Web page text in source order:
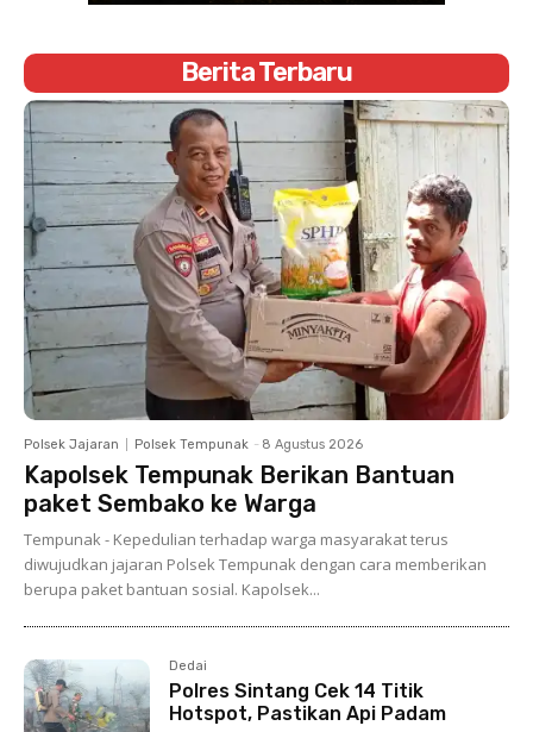
Berita Terbaru
Polsek Jajaran Polsek Tempunak - 8 Agustus 2026
Kapolsek Tempunak Berikan Bantuan
paket Sembako ke Warga
Tempunak - Kepedulian terhadap warga masyarakat terus
diwujudkan jajaran Polsek Tempunak dengan cara memberikan
berupa paket bantuan sosial. Kapolsek...
Dedai
Polres Sintang Cek 14 Titik
Hotspot, Pastikan Api Padam